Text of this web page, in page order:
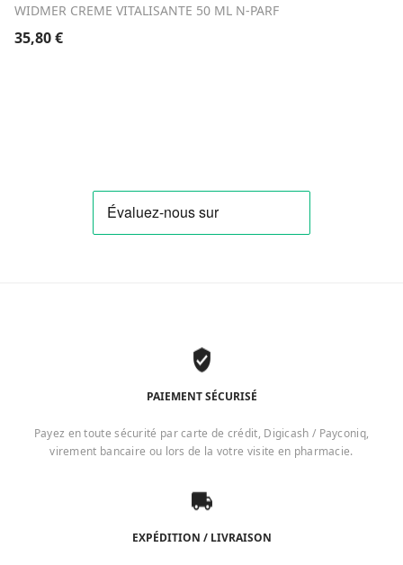
WIDMER CREME VITALISANTE 50 ML N-PARF
35,80€
PAIEMENT SÉCURISÉ
Payez en toute sécurité par carte de crédit, Digicash / Payconiq,
virement bancaire ou lors de la votre visite en pharmacie.
EXPÉDITION / LIVRAISON